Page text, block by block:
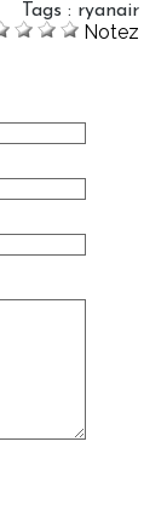
Tags : ryanair
Notez